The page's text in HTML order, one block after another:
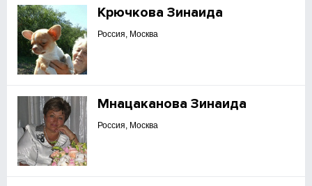
Крючкова Зинаида
Россия, Москва
Мнацаканова Зинаида
Россия, Москва